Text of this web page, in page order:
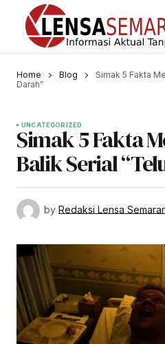
Home Blog
Simak 5 Fakta
Darah”
UNCATEGORIZED
Simak 5 Fakta
Balik Serial
by Redaksi Lensa